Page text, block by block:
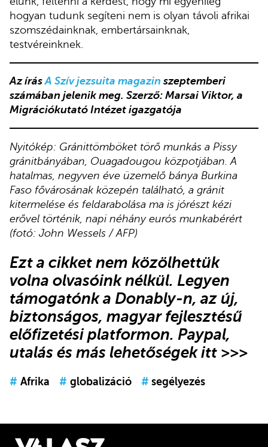
hogyan tudunk segíteni nem is olyan távoli afrikai
szomszédainknak, embertársainknak,
testvéreinknek.
Az írásA Szív jezsuita magazin szeptemberi
számában jelenik meg. Szerző: Marsai Viktor, a
Migrációkutató Intézet igazgatója
Nyitókép: Gránittömböket törő munkás a Pissy
gránitbányában, Ouagadougou közpotjában. A
hatalmas, negyven éve üzemelő bánya Burkina
Faso fővárosának közepén található, a gránit
kitermelése és feldarabolása ma is jórészt kézi
erővel történik, napi néhány eurós munkabérért
(fotó: John Wessels / AFP)
Ezt a cikket nem közölhettük
volna olvasóink nélkül. Legyen
támogatónka Donably-n, az új,
biztonságos, magyar fejlesztésű
előfizetési platformon. Paypal,
utalás és más lehetőségek itt >>>
# Afrika # globalizáció # segélyezés